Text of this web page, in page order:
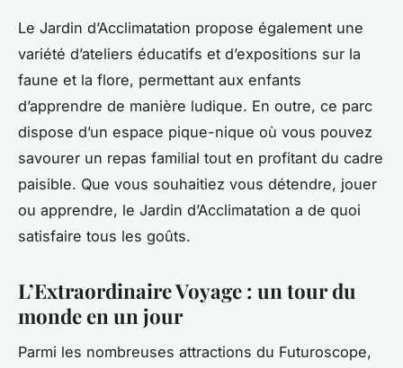
Le Jardin d’Acclimatation propose également une
variété d’ateliers éducatifs et d’expositions sur la
faune et la flore, permettant aux enfants
d’apprendre de manière ludique. En outre, ce parc
dispose d’un espace pique-nique où vous pouvez
savourer un repas familial tout en profitant du cadre
paisible. Que vous souhaitiez vous détendre, jouer
ou apprendre, le Jardin d’Acclimatation a de quoi
satisfaire tous les goûts.
L’Extraordinaire Voyage : un tour du
monde en un jour
Parmi les nombreuses attractions du Futuroscope,